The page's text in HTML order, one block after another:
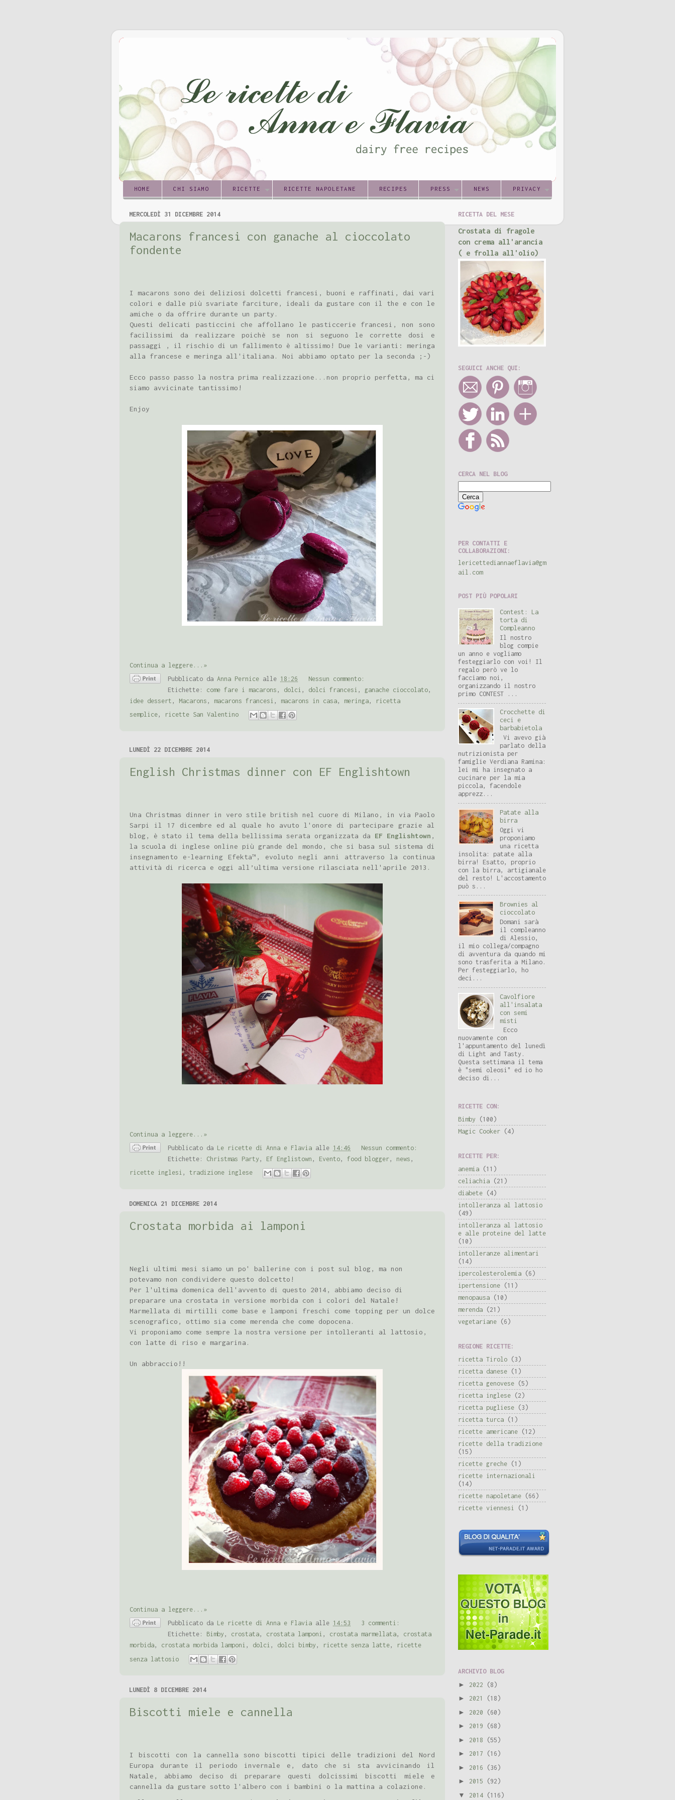
HOME CHI SIAMO RICETTE RICETTE NAPOLETANE RECIPES PRESS NEWS PRIVACY
MERCOLEDÌ 31 DICEMBRE 2014
Macarons francesi con ganache al cioccolato
fondente
I macarons sono dei deliziosi dolcetti francesi, buoni e raffinati, dai vari
colori e dalle più svariate farciture, ideali da gustare con il the e con le
amiche o da offrire durante un party.
Questi delicati pasticcini che affollano le pasticcerie francesi, non sono
facilissimi da realizzare poichè se non si seguono le corrette dosi e
passaggi , il rischio di un fallimento è altissimo! Due le varianti: meringa
alla francese e meringa all'italiana. Noi abbiamo optato per la seconda ;-)
Ecco passo passo la nostra prima realizzazione...non proprio perfetta, ma ci
siamo avvicinate tantissimo!
Enjoy
Continua a leggere...»
Pubblicato daAnna Pernice alle 18:26
Nessun commento:
Etichette: come fare i macarons , dolci , dolci francesi , ganache cioccolato,
idee dessert , Macarons , macarons francesi , macarons in casa, meringa,
ricetta
semplice, ricette San Valentino
LUNEDÌ 22 DICEMBRE 2014
English Christmas dinner con EF Englishtown
Una Christmas dinner in vero stile british nel cuore di Milano, in via Paolo
Sarpi il 17 dicembre ed al quale ho avuto l'onore di partecipare grazie al
blog, è stato il tema della bellissima serata organizzata da EF Englishtown ,
la scuola di inglese online più grande del mondo, che si basa sul sistema di
insegnamento e-learning Efekta™, evoluto negli anni attraverso la continua
attività di ricerca e oggi all’ultima versione rilasciata nell'aprile 2013.
Continua a leggere...»
Pubblicato da Le ricette di Anna e Flavia alle 14:46
Nessun commento:
Etichette: Christmas Party , Ef Englistown , Evento,food blogger, news ,
ricette inglesi , tradizione inglese
DOMENICA 21 DICEMBRE 2014
Crostata morbida ai lamponi
Negli ultimi mesi siamo un po' ballerine con i post sul blog, ma non
potevamo non condividere questo dolcetto!
Per l'ultima domenica dell'avvento di questo 2014, abbiamo deciso di
preparare una crostata in versione morbida con i colori del Natale!
Marmellata di mirtilli come base e lamponi freschi come topping per un dolce
scenografico, ottimo sia come merenda che come dopocena.
Vi proponiamo come sempre la nostra versione per intolleranti al lattosio,
con latte di riso e margarina.
Un abbraccio!!
Continua a leggere...»
Pubblicato da Le ricette di Anna e Flavia alle 14:53
3 commenti:
Etichette: Bimby , crostata, crostata lamponi , crostata marmellata, crostata
morbida, crostata morbida lamponi , dolci , dolci bimby , ricette senza latte,
ricette
senza lattosio
LUNEDÌ 8 DICEMBRE 2014
Biscotti miele e cannella
I biscotti con la cannella sono biscotti tipici delle tradizioni del Nord
Europa durante il periodo invernale e, dato che si sta avvicinando il
Natale, abbiamo deciso di preparare questi dolcissimi biscotti miele e
cannella da gustare sotto l'albero con i bambini o la mattina a colazione.
RICETTA DEL MESE
Crostata di fragole
con crema all'arancia
( e frolla all'olio)
SEGUICI ANCHE QUI:
CERCA NEL BLOG
PER CONTATTI E
COLLABORAZIONI:
lericettediannaeflavia@gm
ail.com
POST PIÙ POPOLARI
Contest: La
torta di
Compleanno
Il nostro
blog compie
un anno e vogliamo
festeggiarlo con voi! Il
regalo però ve lo
facciamo noi,
organizzando il nostro
primo CONTEST ...
Crocchette di
ceci e
barbabietola
Vi avevo già
parlato della
nutrizionista per
famiglie Verdiana Ramina:
lei mi ha insegnato a
cucinare per la mia
piccola, facendole
apprezz...
Patate alla
birra
Oggi vi
proponiamo
una ricetta
insolita: patate alla
birra! Esatto, proprio
con la birra, artigianale
del resto! L'accostamento
può s...
Brownies al
cioccolato
Domani sarà
il compleanno
di Alessio,
il mio collega/compagno
di avventura da quando mi
sono trasferita a Milano.
Per festeggiarlo, ho
deci...
Cavolfiore
all'insalata
con semi
misti
Ecco
nuovamente con
l'appuntamento del lunedì
di Light and Tasty.
Questa settimana il tema
è "semi oleosi" ed io ho
deciso di...
RICETTE CON:
Bimby
(100)
Magic Cooker (4)
RICETTE PER:
anemia (11)
celiachia (21)
diabete (4)
intolleranza al lattosio
(49)
intolleranza al lattosio
e alle proteine del latte
(10)
intolleranze alimentari
(14)
ipercolesterolemia (6)
ipertensione (11)
menopausa (10)
merenda (21)
vegetariane (6)
REGIONE RICETTE:
ricetta Tirolo (3)
ricetta danese (1)
ricetta genovese (5)
ricetta inglese (2)
ricetta pugliese (3)
ricetta turca (1)
ricette americane (12)
ricette della tradizione
(15)
ricette greche (1)
ricette internazionali
(14)
ricette napoletane (66)
ricette viennesi
(1)
ARCHIVIO BLOG
► 2022 (8)
► 2021 (18)
► 2020 (60)
► 2019 (68)
► 2018 (55)
► 2017 (16)
► 2016 (36)
► 2015 (92)
▼ 2014 (116)